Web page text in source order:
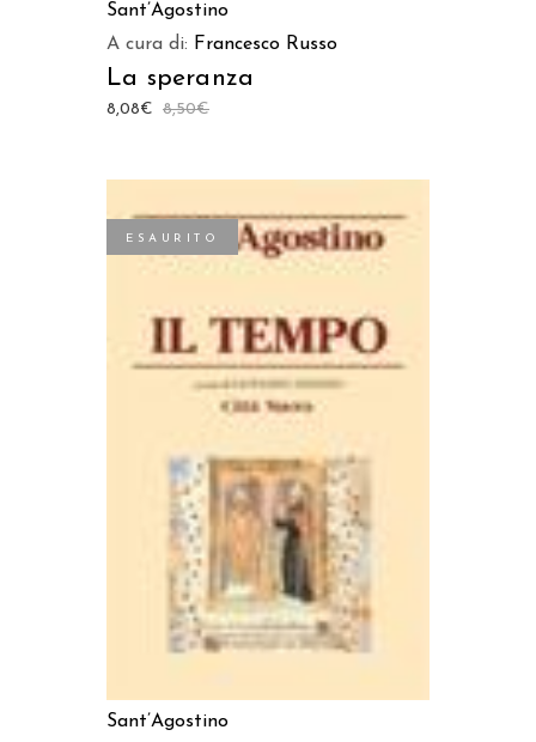
Sant’Agostino
A cura di: Francesco Russo
La speranza
8,50€
8,08€
ESAURITO
Sant’Agostino